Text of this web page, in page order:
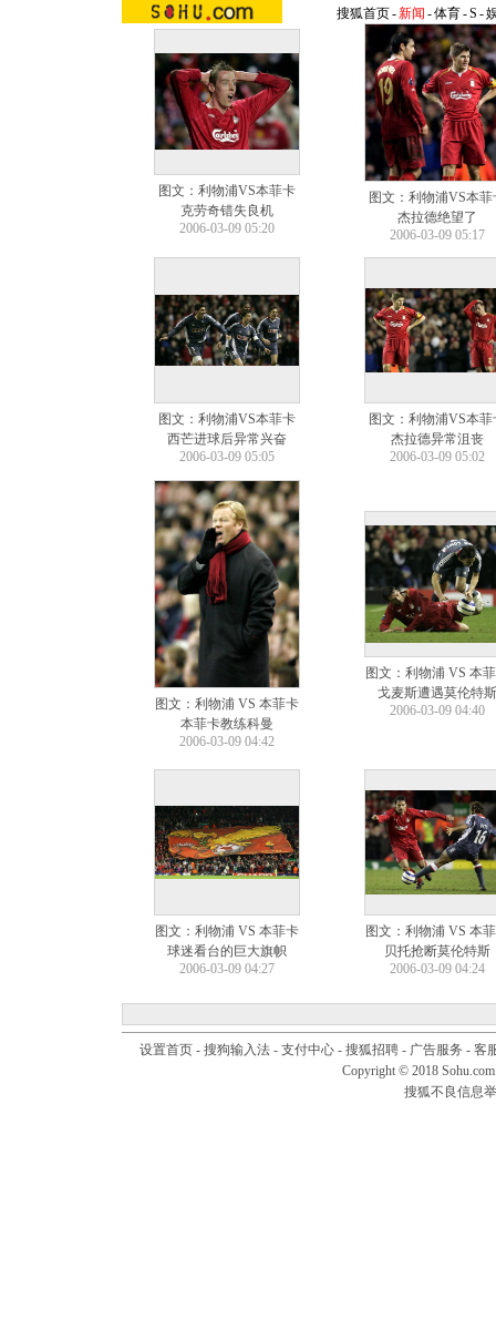
搜狐首页-新闻 -体育-S -
图文：利物浦VS本菲卡
克劳奇错失良机
2006-03-09 05:20
图文：利物浦VS本菲
杰拉德绝望了
2006-03-09 05:17
图文：利物浦VS本菲卡
西芒进球后异常兴奋
2006-03-09 05:05
图文：利物浦VS本菲
杰拉德异常沮丧
2006-03-09 05:02
图文：利物浦 VS 本菲卡
本菲卡教练科曼
2006-03-09 04:42
图文：利物浦 VS 本
戈麦斯遭遇莫伦特斯
2006-03-09 04:40
图文：利物浦 VS 本菲卡
球迷看台的巨大旗帜
2006-03-09 04:27
图文：利物浦 VS 本
贝托抢断莫伦特斯
2006-03-09 04:24
设置首页- 搜狗输入法- 支付中心- 搜狐招聘- 广告服务 - 客
Copyright © 2018
搜狐不良信息